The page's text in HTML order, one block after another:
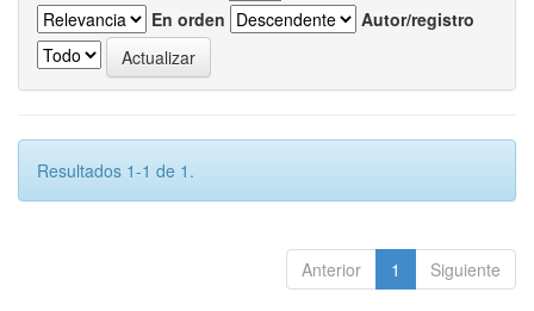
En orden
Autor/registro
Resultados 1-1 de 1.
Anterior 1 Siguiente